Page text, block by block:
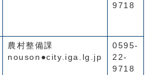
9718
農村整備課
nouson●city.iga.lg.jp
0595-
22-
9718